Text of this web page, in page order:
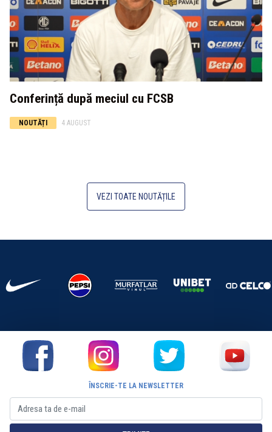
Conferință după meciul cu FCSB
NOUTĂȚI 4 AUGUST
VEZI TOATE NOUTĂȚILE
ÎNSCRIE-TE LA NEWSLETTER